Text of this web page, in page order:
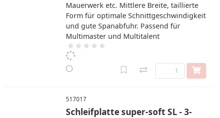
Mauerwerk etc. Mittlere Breite, taillierte
Form für optimale Schnittgeschwindigkeit
und gute Spanabfuhr. Passend für
Multimaster und Multitalent
517017
Schleifplatte super-soft SL - 3-